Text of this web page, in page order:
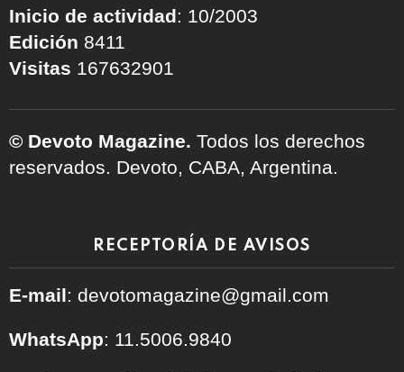
Inicio de actividad: 10/2003
Edición 8411
Visitas 167632901
© Devoto Magazine. Todos los derechos
reservados. Devoto, CABA, Argentina.
RECEPTORÍA DE AVISOS
E-mail: devotomagazine@gmail.com
WhatsApp: 11.5006.9840